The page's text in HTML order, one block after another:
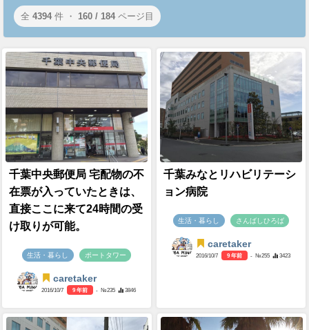
全 4394 件 ・ 160 / 184 ページ目
千葉中央郵便局 宅配物の不
在票が入っていたときは、
直接ここに来て24時間の受
け取りが可能。
生活・暮らし ポートタワー
caretaker
2016/10/7 9 年前 - №235 3846
千葉みなとリハビリテーシ
ョン病院
生活・暮らし さんばしひろば
caretaker
2016/10/7 9 年前 - №255 3423